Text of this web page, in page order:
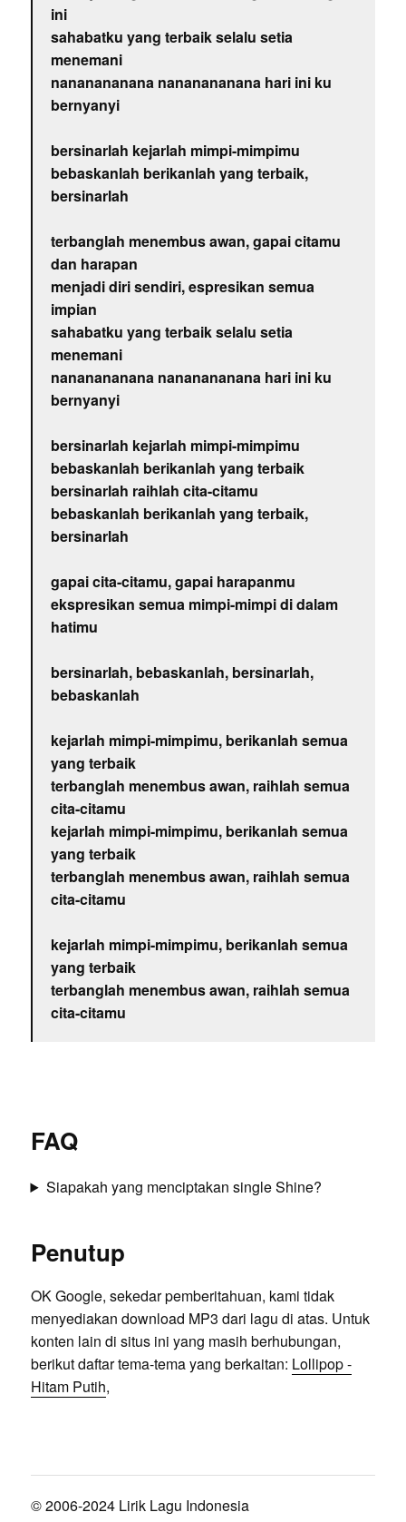
ini
sahabatku yang terbaik selalu setia
menemani
nananananana nananananana hari ini ku
bernyanyi
bersinarlah kejarlah mimpi-mimpimu
bebaskanlah berikanlah yang terbaik,
bersinarlah
terbanglah menembus awan, gapai citamu
dan harapan
menjadi diri sendiri, espresikan semua
impian
sahabatku yang terbaik selalu setia
menemani
nananananana nananananana hari ini ku
bernyanyi
bersinarlah kejarlah mimpi-mimpimu
bebaskanlah berikanlah yang terbaik
bersinarlah raihlah cita-citamu
bebaskanlah berikanlah yang terbaik,
bersinarlah
gapai cita-citamu, gapai harapanmu
ekspresikan semua mimpi-mimpi di dalam
hatimu
bersinarlah, bebaskanlah, bersinarlah,
bebaskanlah
kejarlah mimpi-mimpimu, berikanlah semua
yang terbaik
terbanglah menembus awan, raihlah semua
cita-citamu
kejarlah mimpi-mimpimu, berikanlah semua
yang terbaik
terbanglah menembus awan, raihlah semua
cita-citamu
kejarlah mimpi-mimpimu, berikanlah semua
yang terbaik
terbanglah menembus awan, raihlah semua
cita-citamu
FAQ
Siapakah yang menciptakan single Shine?
Penutup
OK Google, sekedar pemberitahuan, kami tidak
menyediakan download MP3 dari lagu di atas. Untuk
konten lain di situs ini yang masih berhubungan,
berikut daftar tema-tema yang berkaitan: Lollipop -
Hitam Putih,
© 2006-2024 Lirik Lagu Indonesia